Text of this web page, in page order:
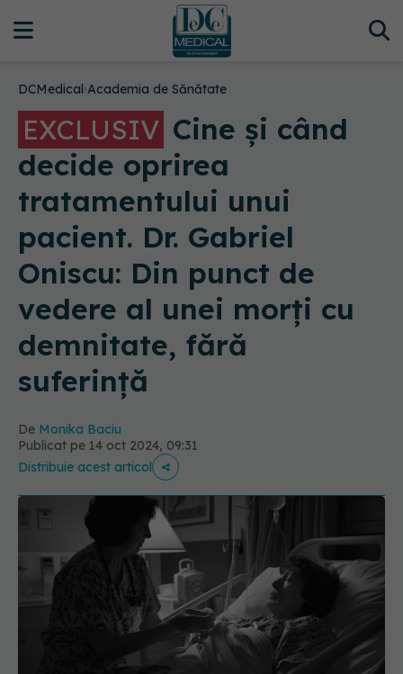
DCMedical›Academia de Sănătate
EXCLUSIV Cine și când
decide oprirea
tratamentului unui
pacient. Dr. Gabriel
Oniscu: Din punct de
vedere al unei morți cu
demnitate, fără
suferință
De Monika Baciu
Publicat pe 14 oct 2024, 09:31
Distribuie acest articol